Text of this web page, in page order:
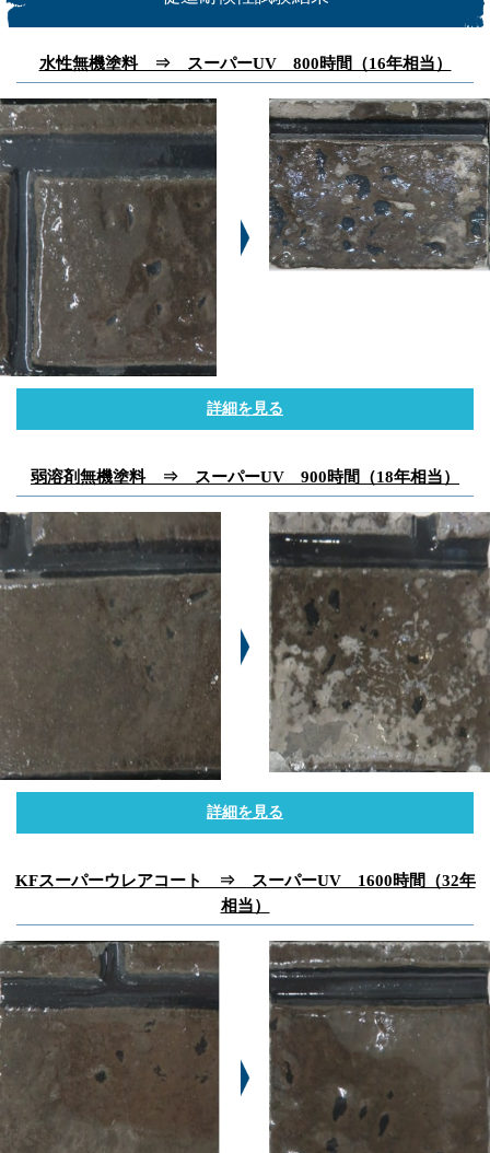
水性無機塗料 ⇒ スーパーUV 800時間（16年相当）
詳細を見る
弱溶剤無機塗料 ⇒ スーパーUV 900時間（18年相当）
詳細を見る
KFスーパーウレアコート ⇒ スーパーUV 1600時間（32年
相当）